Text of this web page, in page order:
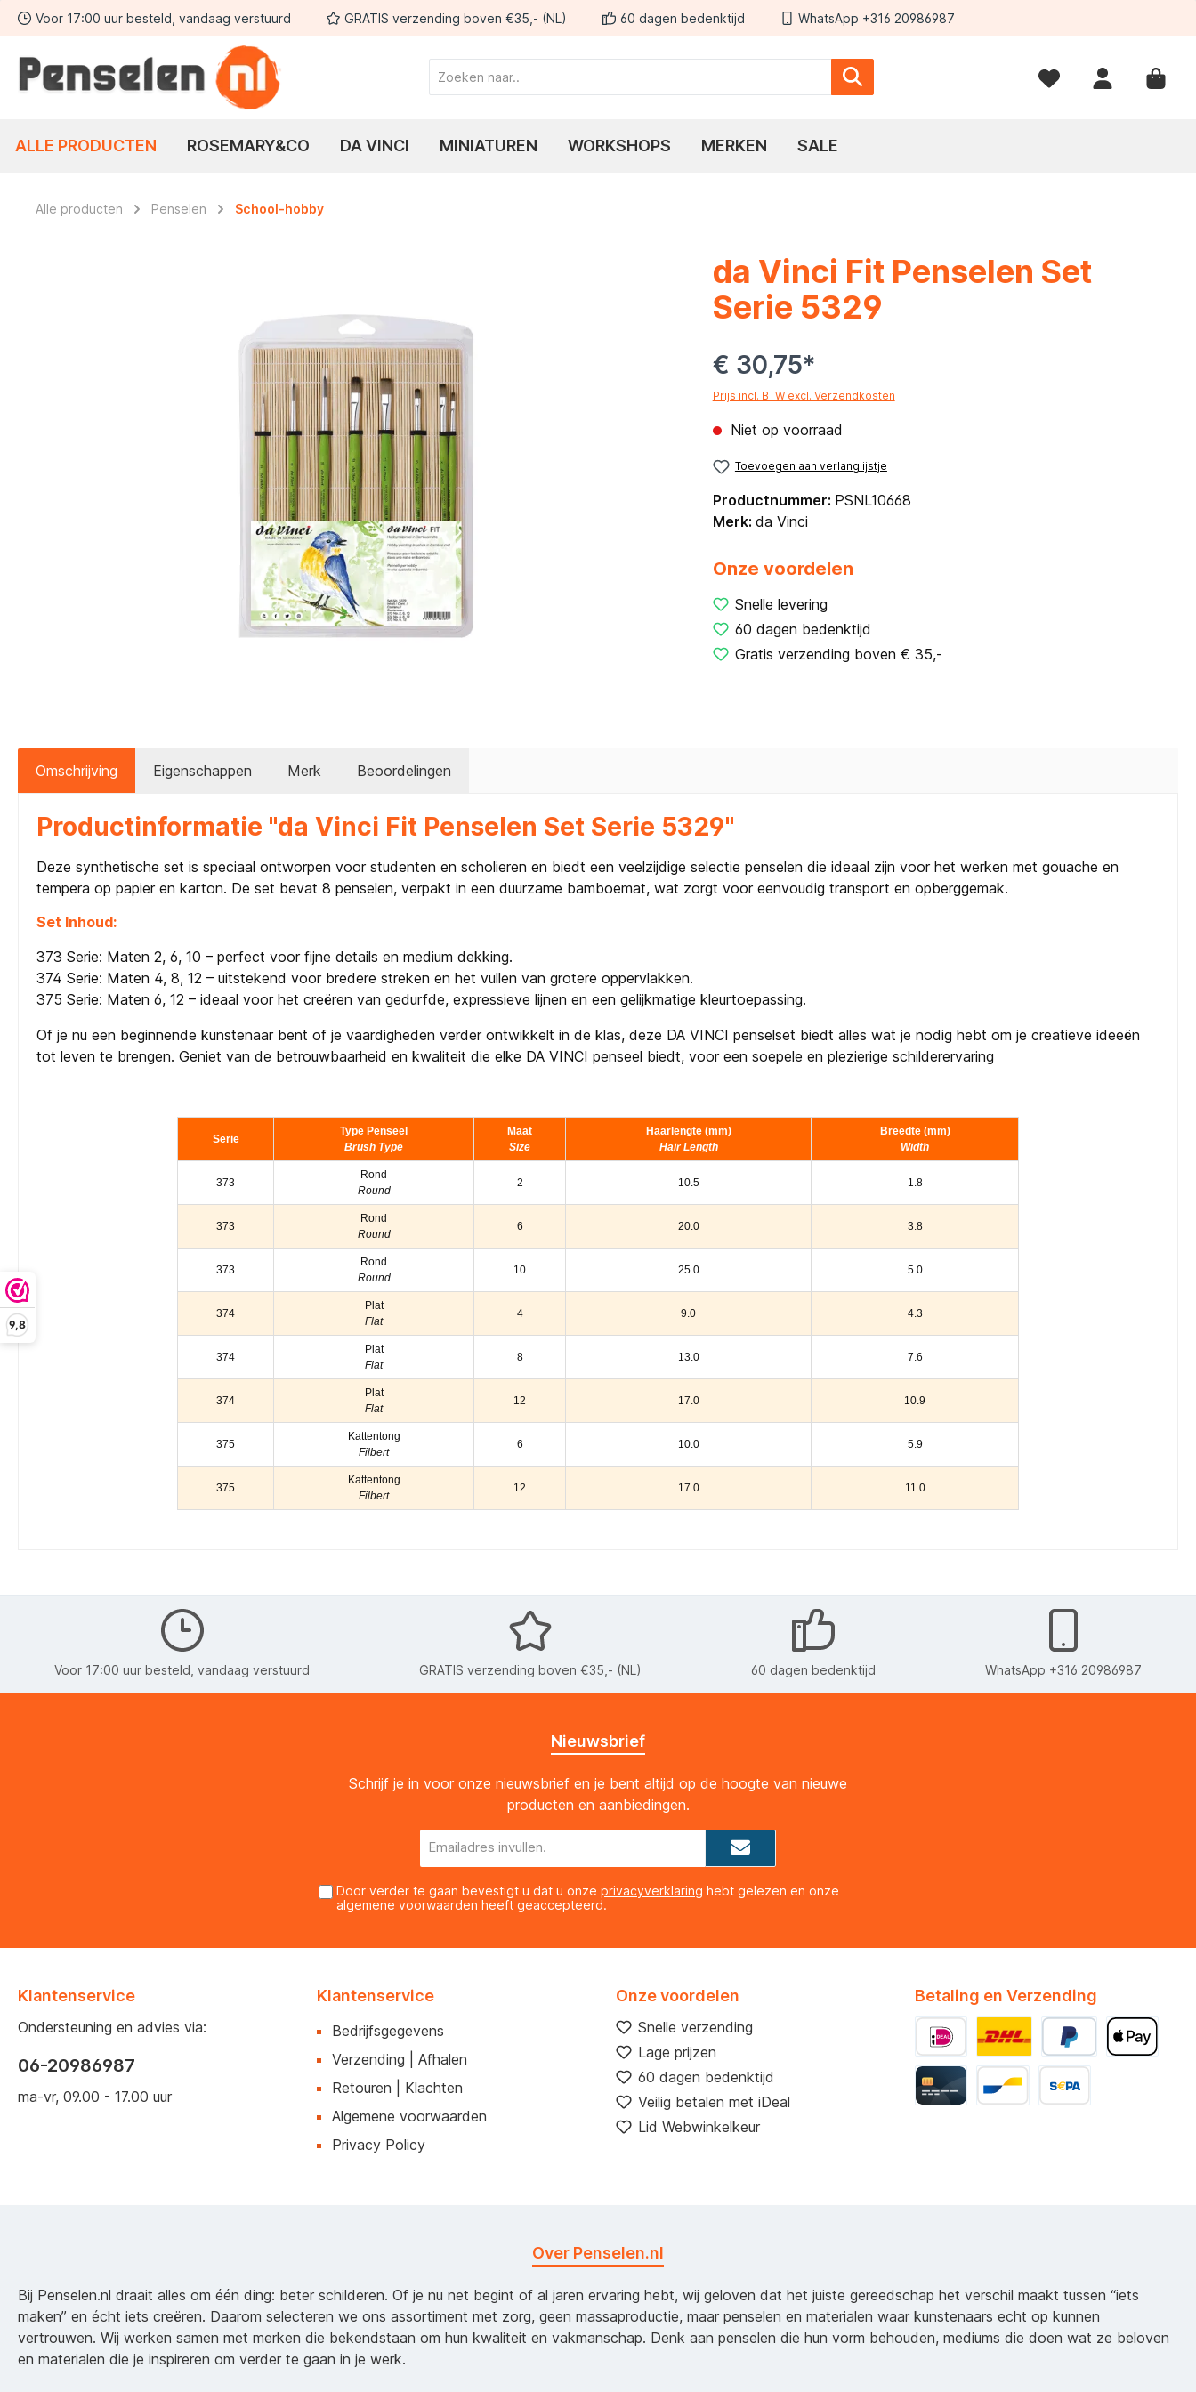
9,8
Ga naar de hoofdnavigatie
Voor 17:00 uur besteld, vandaag verstuurd GRATIS verzending boven €35,- (NL) 60 dagen bedenktijd WhatsApp +316 20986987
ALLE PRODUCTEN ROSEMARY&CO DA VINCI MINIATUREN WORKSHOPS MERKEN SALE
Alle producten Penselen School-hobby
da Vinci Fit Penselen Set
Serie 5329
€ 30,75*
Prijs incl. BTW excl. Verzendkosten
Niet op voorraad
Toevoegen aan verlanglijstje
Productnummer: PSNL10668
Merk: da Vinci
Onze voordelen
Snelle levering
60 dagen bedenktijd
Gratis verzending boven € 35,-
Omschrijving Eigenschappen Merk Beoordelingen
Productinformatie "da Vinci Fit Penselen Set Serie 5329"
Deze synthetische set is speciaal ontworpen voor studenten en scholieren en biedt een veelzijdige selectie penselen die ideaal zijn voor het werken met gouache en
tempera op papier en karton. De set bevat 8 penselen, verpakt in een duurzame bamboemat, wat zorgt voor eenvoudig transport en opberggemak.
Set Inhoud:
373 Serie: Maten 2, 6, 10 – perfect voor fijne details en medium dekking.
374 Serie: Maten 4, 8, 12 – uitstekend voor bredere streken en het vullen van grotere oppervlakken.
375 Serie: Maten 6, 12 – ideaal voor het creëren van gedurfde, expressieve lijnen en een gelijkmatige kleurtoepassing.
Of je nu een beginnende kunstenaar bent of je vaardigheden verder ontwikkelt in de klas, deze DA VINCI penselset biedt alles wat je nodig hebt om je creatieve ideeën
tot leven te brengen. Geniet van de betrouwbaarheid en kwaliteit die elke DA VINCI penseel biedt, voor een soepele en plezierige schilderervaring
Serie
Type Penseel
Brush Type
Maat
Size
Haarlengte (mm)
Hair Length
Breedte (mm)
Width
373
Rond
Round
2 10.5 1.8
373
Rond
Round
6 20.0 3.8
373
Rond
Round
10 25.0 5.0
374
Plat
Flat
4 9.0 4.3
374
Plat
Flat
8 13.0 7.6
374
Plat
Flat
12 17.0 10.9
375
Kattentong
Filbert
6 10.0 5.9
375
Kattentong
Filbert
12 17.0 11.0
Voor 17:00 uur besteld, vandaag verstuurd GRATIS verzending boven €35,- (NL) 60 dagen bedenktijd WhatsApp +316 20986987
Nieuwsbrief
Schrijf je in voor onze nieuwsbrief en je bent altijd op de hoogte van nieuwe
producten en aanbiedingen.
Door verder te gaan bevestigt u dat u onze privacyverklaring hebt gelezen en onze
algemene voorwaarden heeft geaccepteerd.
Klantenservice
Ondersteuning en advies via:
06-20986987
ma-vr, 09.00 - 17.00 uur
Klantenservice
Bedrijfsgegevens
Verzending | Afhalen
Retouren | Klachten
Algemene voorwaarden
Privacy Policy
Onze voordelen
Snelle verzending
Lage prijzen
60 dagen bedenktijd
Veilig betalen met iDeal
Lid Webwinkelkeur
Betaling en Verzending
Over Penselen.nl
Bij Penselen.nl draait alles om één ding: beter schilderen. Of je nu net begint of al jaren ervaring hebt, wij geloven dat het juiste gereedschap het verschil maakt tussen “iets
maken” en écht iets creëren. Daarom selecteren we ons assortiment met zorg, geen massaproductie, maar penselen en materialen waar kunstenaars echt op kunnen
vertrouwen. Wij werken samen met merken die bekendstaan om hun kwaliteit en vakmanschap. Denk aan penselen die hun vorm behouden, mediums die doen wat ze beloven
en materialen die je inspireren om verder te gaan in je werk.